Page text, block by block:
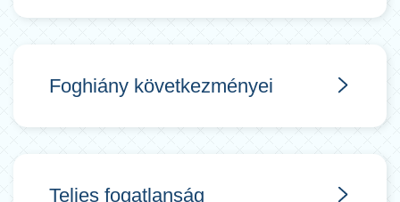
Foghiány következményei
Teljes fogatlanság